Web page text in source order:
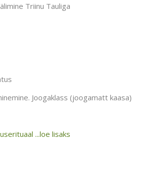
Triinu Tauliga
Joogaklass (joogamatt kaasa)
...loe lisaks